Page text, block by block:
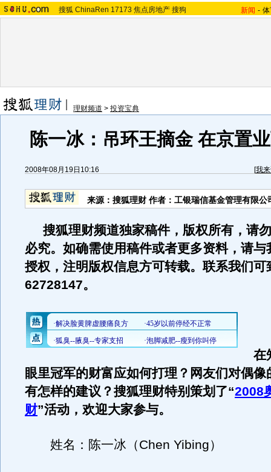
搜狐 ChinaRen 17173 焦点房地产 搜狗 新闻 -
理财频道 > 投资宝典
陈一冰：吊环王摘金 在京置
2008年08月19日10:16 [我
来源：搜狐理财 作者：工银瑞信基金管理有限公
搜狐理财频道独家稿件，版权所有，请
必究。如确需使用稿件或者更多资料，请与
授权，注明版权信息方可转载。联系我们可
62728147。
在
眼里冠军的财富应如何打理？网友们对偶像
有怎样的建议？搜狐理财特别策划了“2008
财”活动，欢迎大家参与。
姓名：陈一冰（Chen Yibing）